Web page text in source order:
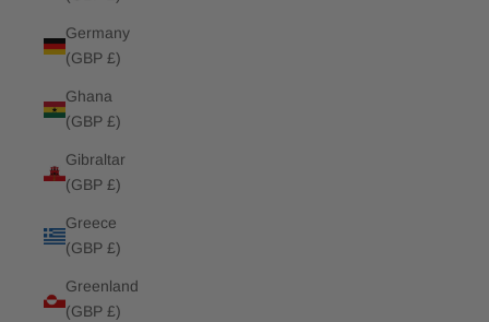
Germany
(GBP £)
Ghana
(GBP £)
Gibraltar
(GBP £)
Greece
(GBP £)
Greenland
(GBP £)